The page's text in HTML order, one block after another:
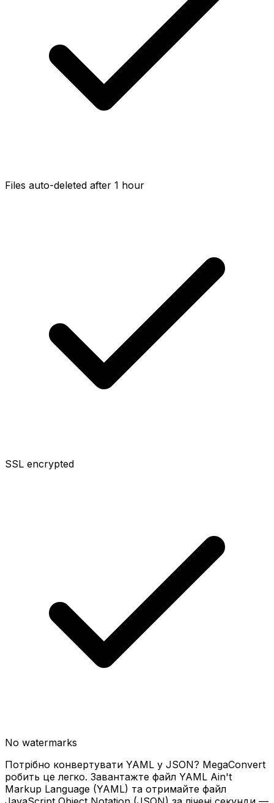
Files auto-deleted after 1 hour
SSL encrypted
No watermarks
Потрібно конвертувати YAML у JSON? MegaConvert
робить це легко. Завантажте файл YAML Ain't
Markup Language (YAML) та отримайте файл